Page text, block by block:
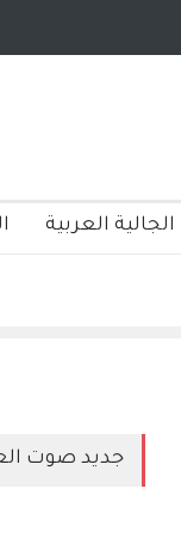
الجالية العربية
جديد صوت